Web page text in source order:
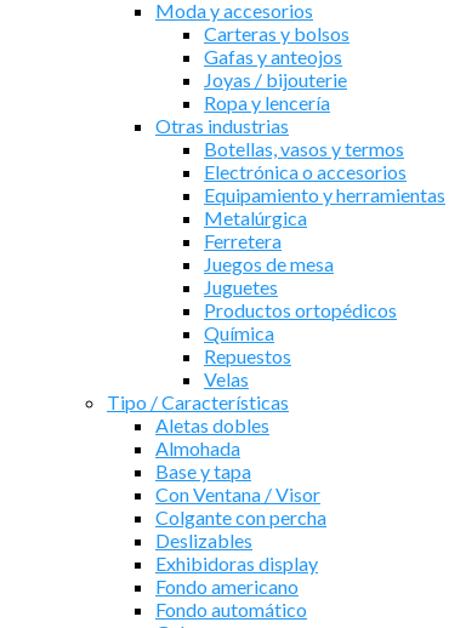
Moda y accesorios
Carteras y bolsos
Gafas y anteojos
Joyas / bijouterie
Ropa y lencería
Otras industrias
Botellas, vasos y termos
Electrónica o accesorios
Equipamiento y herramientas
Metalúrgica
Ferretera
Juegos de mesa
Juguetes
Productos ortopédicos
Química
Repuestos
Velas
Tipo / Características
Aletas dobles
Almohada
Base y tapa
Con Ventana / Visor
Colgante con percha
Deslizables
Exhibidoras display
Fondo americano
Fondo automático